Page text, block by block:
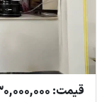
قیمت: 30,000,000 تومان اجاره